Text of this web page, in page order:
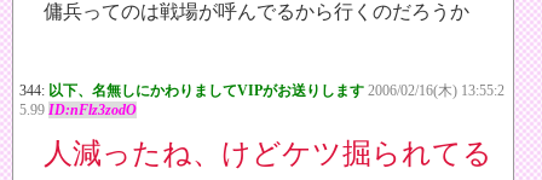
傭兵ってのは戦場が呼んでるから行くのだろうか
344: 以下、名無しにかわりましてVIPがお送りします 2006/02/16(木) 13:55:2
5.99 ID:nFlz3zodO
人減ったね、けどケツ掘られてる